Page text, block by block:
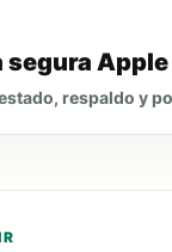
segura Apple
respaldo y